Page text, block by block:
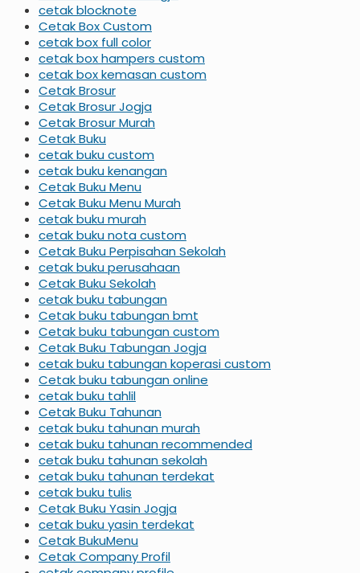
cetak blocknote
Cetak Box Custom
cetak box full color
cetak box hampers custom
cetak box kemasan custom
Cetak Brosur
Cetak Brosur Jogja
Cetak Brosur Murah
Cetak Buku
cetak buku custom
cetak buku kenangan
Cetak Buku Menu
Cetak Buku Menu Murah
cetak buku murah
cetak buku nota custom
Cetak Buku Perpisahan Sekolah
cetak buku perusahaan
Cetak Buku Sekolah
cetak buku tabungan
Cetak buku tabungan bmt
Cetak buku tabungan custom
Cetak Buku Tabungan Jogja
cetak buku tabungan koperasi custom
Cetak buku tabungan online
cetak buku tahlil
Cetak Buku Tahunan
cetak buku tahunan murah
cetak buku tahunan recommended
cetak buku tahunan sekolah
cetak buku tahunan terdekat
cetak buku tulis
Cetak Buku Yasin Jogja
cetak buku yasin terdekat
Cetak BukuMenu
Cetak Company Profil